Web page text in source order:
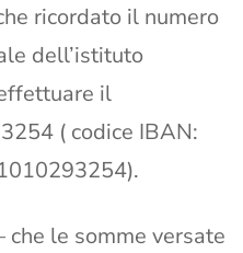
ricordato il numero
dell’istituto
il
( codice IBAN:
che le somme versate